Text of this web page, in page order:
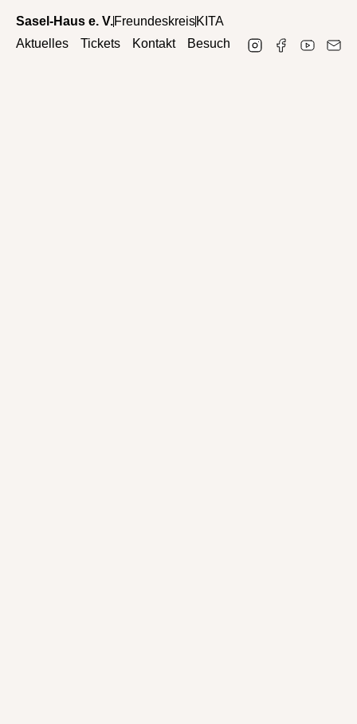
Sasel-Haus e. V.FreundeskreisKITA
Aktuelles
Tickets Kontakt Besuch